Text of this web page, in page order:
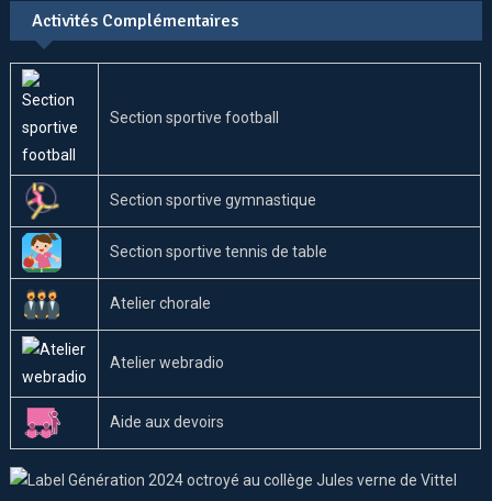
Activités Complémentaires
Section sportive football
Section sportive gymnastique
Section sportive tennis de table
Atelier chorale
Atelier webradio
Aide aux devoirs